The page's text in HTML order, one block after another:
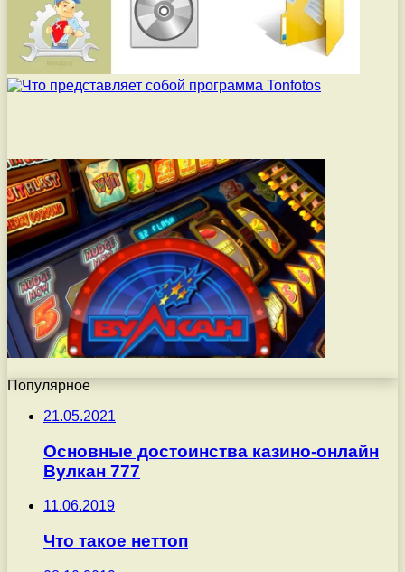
Популярное
21.05.2021
Основные достоинства казино-онлайн
Вулкан 777
11.06.2019
Что такое неттоп